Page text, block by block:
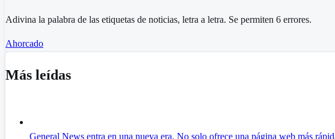
Adivina la palabra de las etiquetas de noticias, letra a letra. Se permiten 6 errores.
Ahorcado
Más leídas
General News entra en una nueva era. No solo ofrece una página web más